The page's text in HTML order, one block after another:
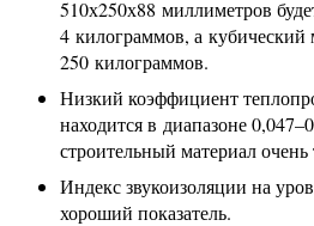
510х250х88 миллиметров
4 килограммов, а
250 килограммов.
Низкий коэффициент
находится в диапазоне
строительный материал
Индекс звукоизоляции на
хороший показатель.